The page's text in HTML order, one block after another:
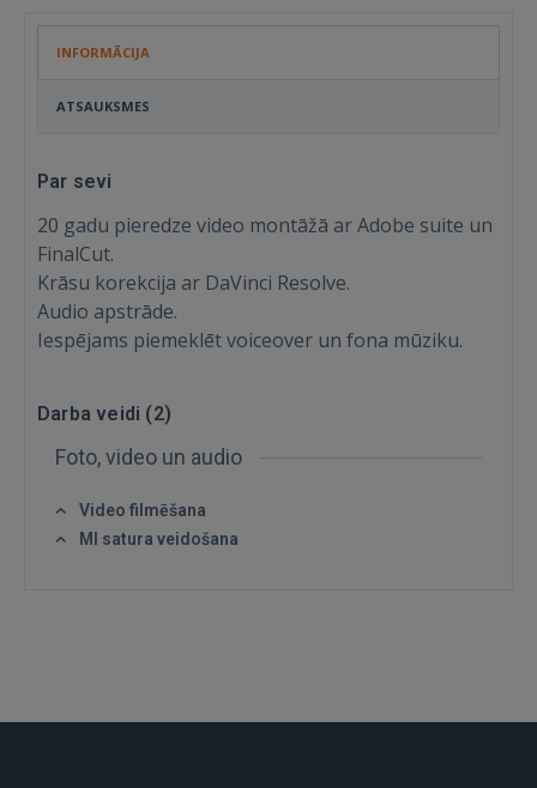
INFORMĀCIJA
ATSAUKSMES
Par sevi
20 gadu pieredze video montāžā ar Adobe suite un
FinalCut.
Krāsu korekcija ar DaVinci Resolve.
Audio apstrāde.
Iespējams piemeklēt voiceover un fona mūziku.
Darba veidi (2)
Foto, video un audio
Video filmēšana
MI satura veidošana